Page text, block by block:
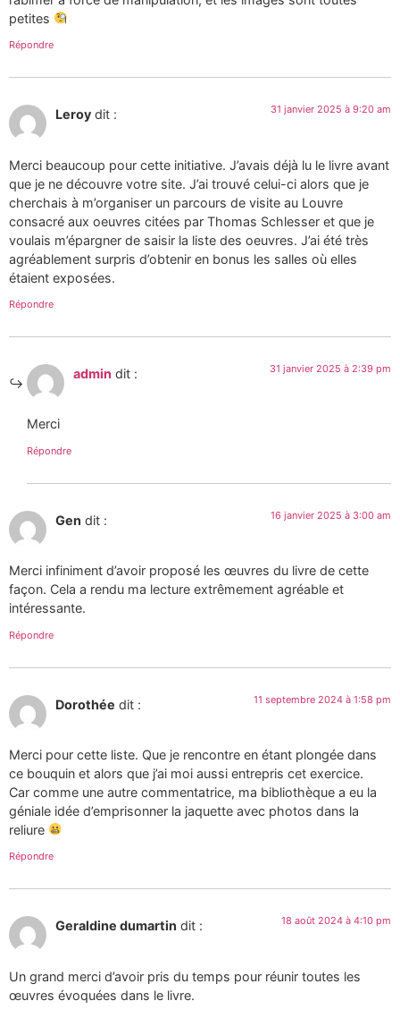
petites
Répondre
Leroy dit : 31 janvier 2025 à 9:20 am
Merci beaucoup pour cette initiative. J’avais déjà lu le livre avant
que je ne découvre votre site. J’ai trouvé celui-ci alors que je
cherchais à m’organiser un parcours de visite au Louvre
consacré aux oeuvres citées par Thomas Schlesser et que je
voulais m’épargner de saisir la liste des oeuvres. J’ai été très
agréablement surpris d’obtenir en bonus les salles où elles
étaient exposées.
Répondre
admin dit : 31 janvier 2025 à 2:39 pm
Merci
Répondre
Gen dit : 16 janvier 2025 à 3:00 am
Merci infiniment d’avoir proposé les œuvres du livre de cette
façon. Cela a rendu ma lecture extrêmement agréable et
intéressante.
Répondre
Dorothée dit : 11 septembre 2024 à 1:58 pm
Merci pour cette liste. Que je rencontre en étant plongée dans
ce bouquin et alors que j’ai moi aussi entrepris cet exercice.
Car comme une autre commentatrice, ma bibliothèque a eu la
géniale idée d’emprisonner la jaquette avec photos dans la
reliure
Répondre
Geraldine dumartin dit : 18 août 2024 à 4:10 pm
Un grand merci d’avoir pris du temps pour réunir toutes les
œuvres évoquées dans le livre.